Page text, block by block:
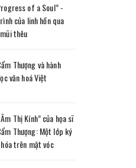
of a Soul” -
của linh hồn qua
thêu
Thượng và hành
văn hoá Việt
Thị Kính” của họa sĩ
Thượng: Một lớp ký
trên mặt vóc